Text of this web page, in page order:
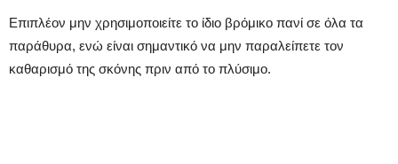
Επιπλέον μην χρησιμοποιείτε το ίδιο βρόμικο πανί σε όλα τα
παράθυρα, ενώ είναι σημαντικό να μην παραλείπετε τον
καθαρισμό της σκόνης πριν από το πλύσιμο.